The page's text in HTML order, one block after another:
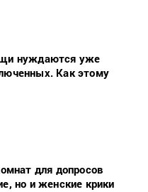
нуждаются уже
Как этому
для допросов
но и женские крики